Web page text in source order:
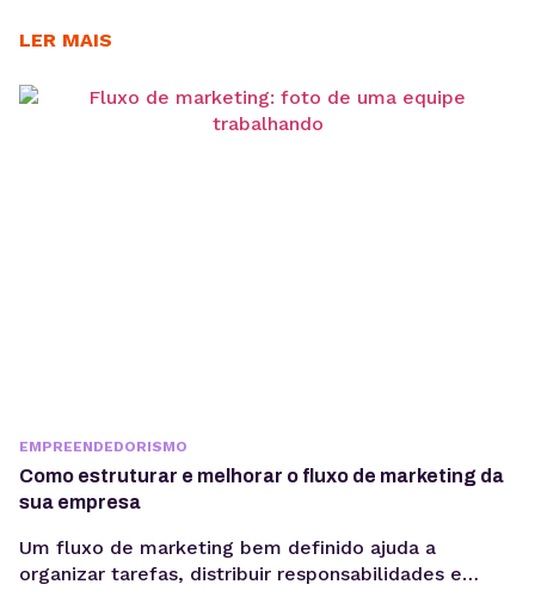
sensíveis, o que aumenta a exposição a riscos
uma questão jurídica, mas uma camada crítica de
arquitetura, governança e gestão de risco. Em
LER MAIS
EMPREENDEDORISMO
Como estruturar e melhorar o fluxo de marketing da
sua empresa
Um fluxo de marketing bem definido ajuda a
organizar tarefas, distribuir responsabilidades e